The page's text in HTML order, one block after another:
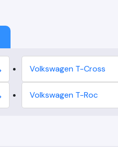
Volkswagen T-Cross
Volkswagen T-Roc